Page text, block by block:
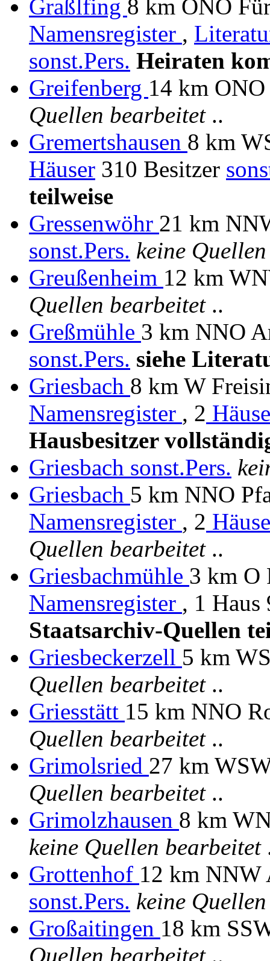
Graßlfing 8 km ONO
Namensregister ,
sonst.Pers. Heiraten
Greifenberg 14 km
Quellen bearbeitet..
Gremertshausen 8 km
Häuser 310 Besitzer
teilweise
Gressenwöhr 21 km
sonst.Pers. keine
Greußenheim 12 km
Quellen bearbeitet..
Greßmühle 3 km NNO
sonst.Pers. siehe
Griesbach 8 km W
Namensregister , 2
Hausbesitzer
Griesbach sonst.Pers.
Griesbach 5 km NNO
Namensregister , 2
Quellen bearbeitet..
Griesbachmühle 3 km O
Namensregister , 1
Staatsarchiv-Quellen
Griesbeckerzell 5 km
Quellen bearbeitet..
Griesstätt 15 km NNO
Quellen bearbeitet..
Grimolsried 27 km
Quellen bearbeitet..
Grimolzhausen 8 km
keine Quellen bearbeitet
Grottenhof 12 km NNW
sonst.Pers. keine
Großaitingen 18 km
Quellen bearbeitet..